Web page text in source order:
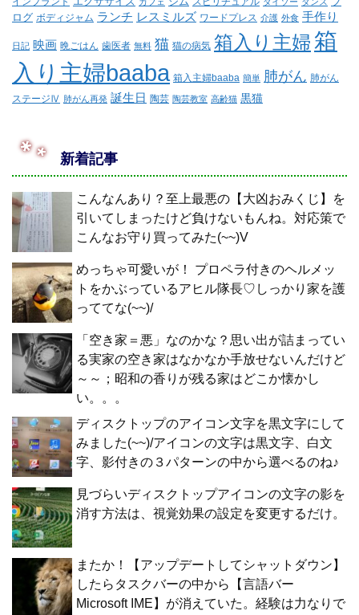
ログ ボディジャム ランチ レスミルズ ワードプレス 介護 外食 手作り
日記 映画 晩ごはん 歯医者 無料 猫 猫の病気 箱入り主婦箱
入り主婦baaba 箱入主婦baaba 簡単 肺がん 肺がん
ステージⅣ 肺がん再発 誕生日 陶芸 陶芸教室 高齢猫 黒猫
新着記事
こんなんあり？至上最悪の【大凶おみくじ】を
引いてしまったけど負けないもんね。対応策で
こんなお守り買ってみた(~~)V
めっちゃ可愛いが！ プロペラ付きのヘルメッ
トをかぶっているアヒル隊長♡しっかり家を護
っててな(~~)/
「空き家＝悪」なのかな？思い出が詰まってい
る実家の空き家はなかなか手放せないんだけど
～～；昭和の香りが残る家はどこか懐かし
い。。。
ディスクトップのアイコン文字を黒文字にして
みました(~~)/アイコンの文字は黒文字、白文
字、影付きの３パターンの中から選べるのね♪
見づらいディスクトップアイコンの文字の影を
消す方法は、視覚効果の設定を変更するだけ。
またか！【アップデートしてシャットダウン】
したらタスクバーの中から【言語バー
Microsoft IME】が消えていた。経験は力なりで